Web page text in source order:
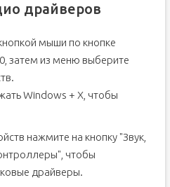
драйверов
мыши по кнопке
затем из меню выберите
Windows + X, чтобы
нажмите на кнопку "Звук,
чтобы
драйверы.